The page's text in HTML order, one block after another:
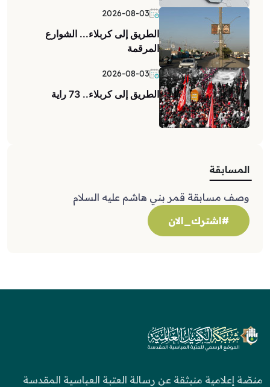
2026-08-03
الطريق إلى كربلاء... الشوارع
المرقمة
2026-08-03
الطريق إلى كربلاء.. 73 راية
المسابقة
وصف مسابقة قمر بني هاشم عليه السلام
#اشترك_الان
منصّة إعلامية منبثقة عن رسالة العتبة العباسية المقدسة